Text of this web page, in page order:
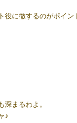
役に徹するのがポイン
まるわよ。
♪